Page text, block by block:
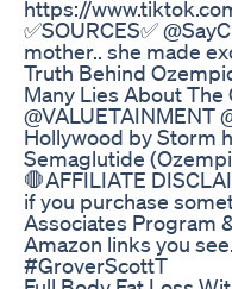
https://
✅SOURCES✅
mother.. she made
Truth Behind
Many Lies About
@VALUETAINMENT
Hollywood by Storm
Semaglutide
🛑AFFILIATE
if you purchase
Associates Program
Amazon links you
#GroverScottT